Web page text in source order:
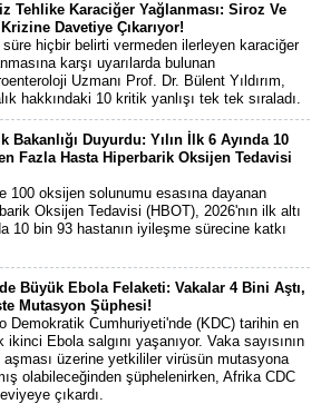
Tehlike Karaciğer Yağlanması: Siroz Ve
Davetiye Çıkarıyor!
süre hiçbir belirti vermeden ilerleyen karaciğer
karşı uyarılarda bulunan
Uzmanı Prof. Dr. Bülent Yıldırım,
hakkındaki 10 kritik yanlışı tek tek sıraladı.
Bakanlığı Duyurdu: Yılın İlk 6 Ayında 10
Fazla Hasta Hiperbarik Oksijen Tedavisi
100 oksijen solunumu esasına dayanan
Oksijen Tedavisi (HBOT), 2026'nın ilk altı
10 bin 93 hastanın iyileşme sürecine katkı
Büyük Ebola Felaketi: Vakalar 4 Bini Aştı,
Mutasyon Şüphesi!
Demokratik Cumhuriyeti'nde (KDC) tarihin en
ikinci Ebola salgını yaşanıyor. Vaka sayısının
aşması üzerine yetkililer virüsün mutasyona
olabileceğinden şüphelenirken, Afrika CDC
çıkardı.